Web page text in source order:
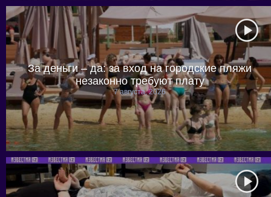
За деньги – да: за вход на городские пляжи
незаконно требуют плату
7 августа, 2026